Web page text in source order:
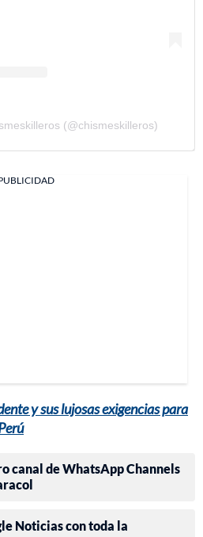
(@chismeskilleros)
y sus lujosas exigencias para
canal de WhatsApp Channels
Noticias con toda la